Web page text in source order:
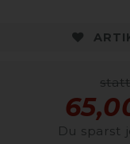
Du sparst